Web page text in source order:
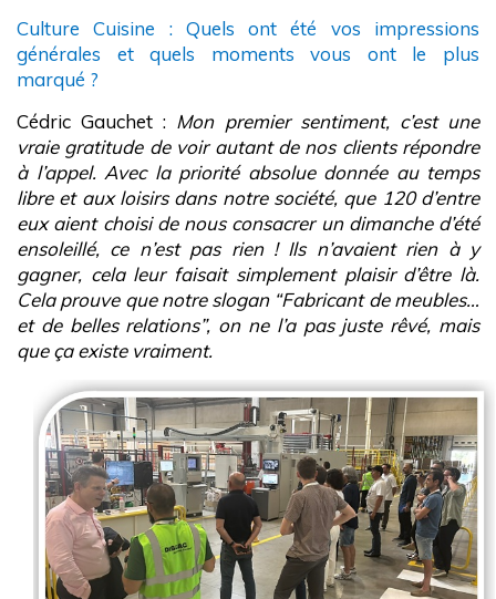
Culture Cuisine : Quels ont été vos impressions
générales et quels moments vous ont le plus
marqué ?
Cédric Gauchet : Mon premier sentiment, c’est une
vraie gratitude de voir autant de nos clients répondre
à l’appel. Avec la priorité absolue donnée au temps
libre et aux loisirs dans notre société, que 120 d’entre
eux aient choisi de nous consacrer un dimanche d’été
ensoleillé, ce n’est pas rien ! Ils n’avaient rien à y
gagner, cela leur faisait simplement plaisir d’être là.
Cela prouve que notre slogan “Fabricant de meubles…
et de belles relations”, on ne l’a pas juste rêvé, mais
que ça existe vraiment.